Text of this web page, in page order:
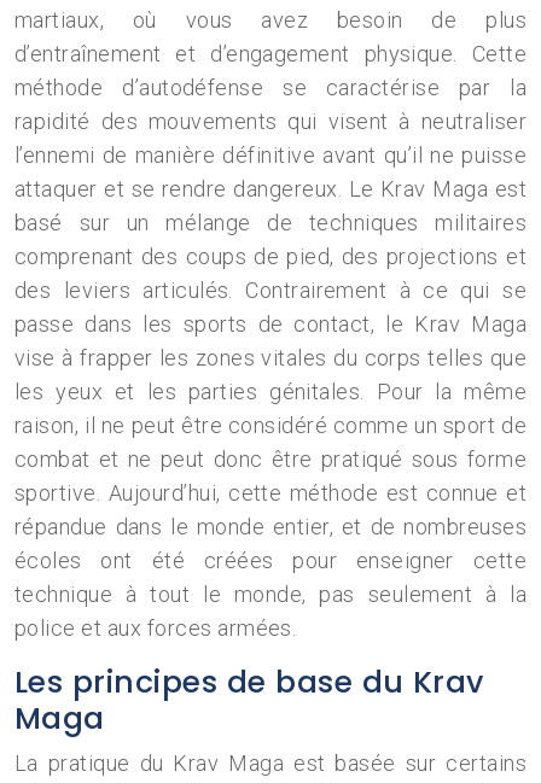
martiaux, où vous avez besoin de plus
d’entraînement et d’engagement physique. Cette
méthode d’autodéfense se caractérise par la
rapidité des mouvements qui visent à neutraliser
l’ennemi de manière définitive avant qu’il ne puisse
attaquer et se rendre dangereux. Le Krav Maga est
basé sur un mélange de techniques militaires
comprenant des coups de pied, des projections et
des leviers articulés. Contrairement à ce qui se
passe dans les sports de contact, le Krav Maga
vise à frapper les zones vitales du corps telles que
les yeux et les parties génitales. Pour la même
raison, il ne peut être considéré comme un sport de
combat et ne peut donc être pratiqué sous forme
sportive. Aujourd’hui, cette méthode est connue et
répandue dans le monde entier, et de nombreuses
écoles ont été créées pour enseigner cette
technique à tout le monde, pas seulement à la
police et aux forces armées.
Les principes de base du Krav
Maga
La pratique du Krav Maga est basée sur certains